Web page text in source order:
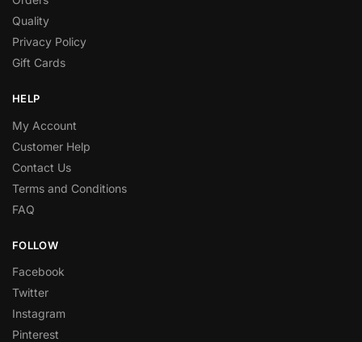
Quality
Privacy Policy
Gift Cards
HELP
My Account
Customer Help
Contact Us
Terms and Conditions
FAQ
FOLLOW
Facebook
Twitter
Instagram
Pinterest